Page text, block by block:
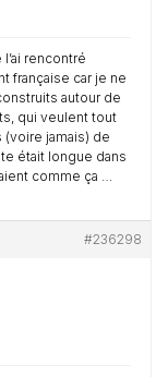
l’ai rencontré
française car je ne
autour de
qui veulent tout
(voire jamais) de
était longue dans
comme ça …
#236298